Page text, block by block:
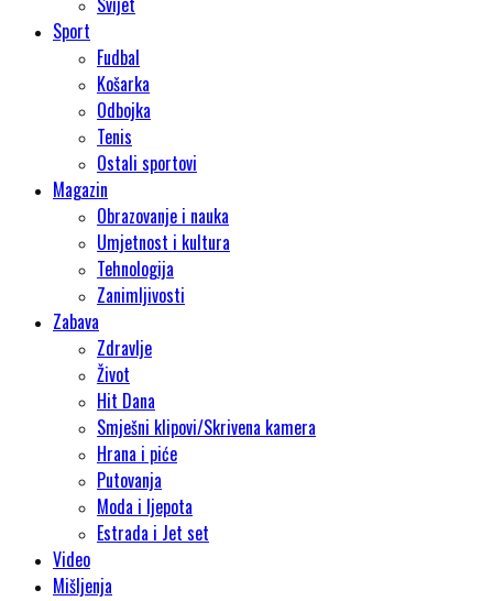
Sport
Fudbal
Košarka
Odbojka
Tenis
Ostali sportovi
Magazin
Obrazovanje i nauka
Umjetnost i kultura
Tehnologija
Zanimljivosti
Zabava
Zdravlje
Život
Hit Dana
Smješni klipovi/Skrivena kamera
Hrana i piće
Putovanja
Moda i ljepota
Estrada i Jet set
Video
Mišljenja